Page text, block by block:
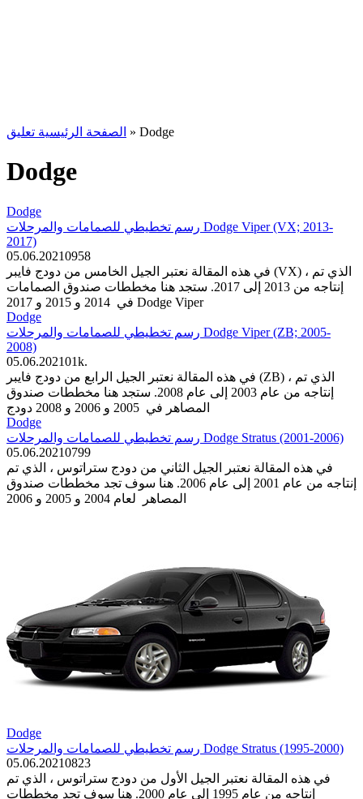
الصفحة الرئيسية تعليق » Dodge
Dodge
Dodge
رسم تخطيطي للصمامات والمرحلات Dodge Viper (VX; 2013-
2017)
05.06.20210958
في هذه المقالة نعتبر الجيل الخامس من دودج فايبر (VX) ، الذي تم
إنتاجه من 2013 إلى 2017. ستجد هنا مخططات صندوق الصمامات
في 2014 و 2015 و 2017 Dodge Viper
Dodge
رسم تخطيطي للصمامات والمرحلات Dodge Viper (ZB; 2005-
2008)
05.06.202101k.
في هذه المقالة نعتبر الجيل الرابع من دودج فايبر (ZB) ، الذي تم
إنتاجه من عام 2003 إلى عام 2008. ستجد هنا مخططات صندوق
المصاهر في 2005 و 2006 و 2008 دودج
Dodge
رسم تخطيطي للصمامات والمرحلات Dodge Stratus (2001-2006)
05.06.20210799
في هذه المقالة نعتبر الجيل الثاني من دودج ستراتوس ، الذي تم
إنتاجه من عام 2001 إلى عام 2006. هنا سوف تجد مخططات صندوق
المصاهر لعام 2004 و 2005 و 2006
Dodge
رسم تخطيطي للصمامات والمرحلات Dodge Stratus (1995-2000)
05.06.20210823
في هذه المقالة نعتبر الجيل الأول من دودج ستراتوس ، الذي تم
إنتاجه من عام 1995 إلى عام 2000. هنا سوف تجد مخططات